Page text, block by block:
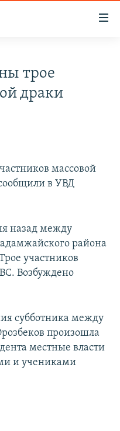
трое
драки
массовой
в УВД
назад между
района
участников
Возбуждено
субботника между
произошла
местные власти
и учениками